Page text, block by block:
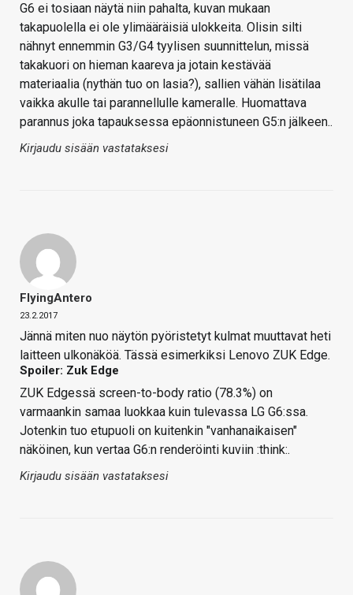
G6 ei tosiaan näytä niin pahalta, kuvan mukaan
takapuolella ei ole ylimääräisiä ulokkeita. Olisin silti
nähnyt ennemmin G3/G4 tyylisen suunnittelun, missä
takakuori on hieman kaareva ja jotain kestävää
materiaalia (nythän tuo on lasia?), sallien vähän lisätilaa
vaikka akulle tai parannellulle kameralle. Huomattava
parannus joka tapauksessa epäonnistuneen G5:n jälkeen..
Kirjaudu sisään vastataksesi
FlyingAntero
23.2.2017
Jännä miten nuo näytön pyöristetyt kulmat muuttavat heti
laitteen ulkonäköä. Tässä esimerkiksi Lenovo ZUK Edge.
Spoiler: Zuk Edge
ZUK Edgessä screen-to-body ratio (78.3%) on
varmaankin samaa luokkaa kuin tulevassa LG G6:ssa.
Jotenkin tuo etupuoli on kuitenkin "vanhanaikaisen"
näköinen, kun vertaa G6:n renderöinti kuviin :think:.
Kirjaudu sisään vastataksesi